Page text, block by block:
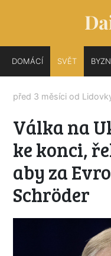
DOMÁCÍ SVĚT
před 3 měsíci od
Válka na
ke konci,
aby za
Schröder